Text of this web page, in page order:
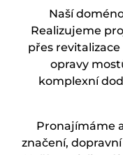
Naší
Realizujeme
přes
opravy
komplexní
Pronajímáme
značení,